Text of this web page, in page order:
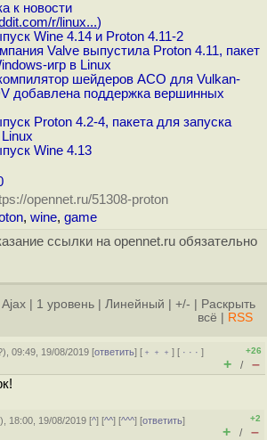
к новости
r/linux...)
Wine 4.14 и Proton 4.11-2
Valve выпустила Proton 4.11, пакет
игр в Linux
шейдеров ACO для Vulkan-
добавлена поддержка вершинных
Proton 4.2-4, пакета для запуска
Wine 4.13
opennet.ru/51308-proton
, wine, game
ссылки на opennet.ru обязательно
Ajax 1 уровень Линейный +/-
Раскрыть
всё
RSS
), 09:49, 19/08/2019 [ответить] [ ﹢﹢﹢] [ · · ·]
+26
+ / –
), 18:00, 19/08/2019 [^] [^^] [^^^] [ответить]
+2
+ / –